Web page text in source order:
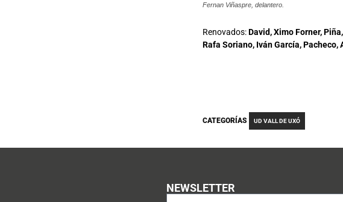
Fernan Viñaspre, delantero.
Renovados:David, Ximo Forner,
Rafa Soriano, Iván García, Pacheco,
CATEGORÍAS UD VALL DE UXÓ
NEWSLETTER